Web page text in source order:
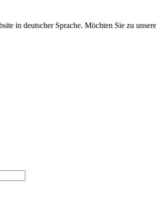
in deutscher Sprache. Möchten Sie zu